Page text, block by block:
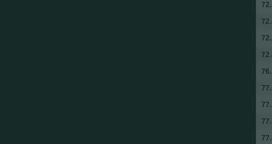
72.
72.
72.
72.
76.
77.
77.
77.
77.